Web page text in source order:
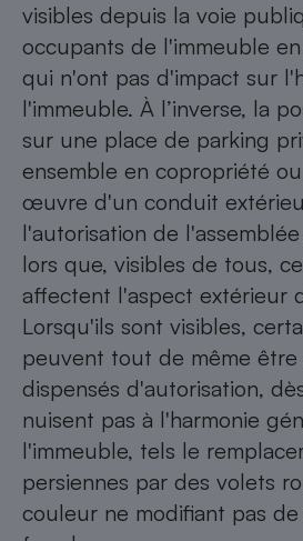
visibles depuis la voie
occupants de l'immeuble
qui n'ont pas d'impact sur
l'immeuble. À l’inverse, la
sur une place de parking
ensemble en copropriété
œuvre d'un conduit
l'autorisation de
lors que, visibles de tous,
affectent l'aspect extérieur
Lorsqu'ils sont visibles,
peuvent tout de même
dispensés d'autorisation,
nuisent pas à l'harmonie
l'immeuble, tels le
persiennes par des volets
couleur ne modifiant pas